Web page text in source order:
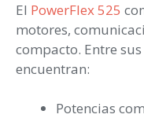
El PowerFlex 525
motores,
compacto. Entre
encuentran:
Potencias